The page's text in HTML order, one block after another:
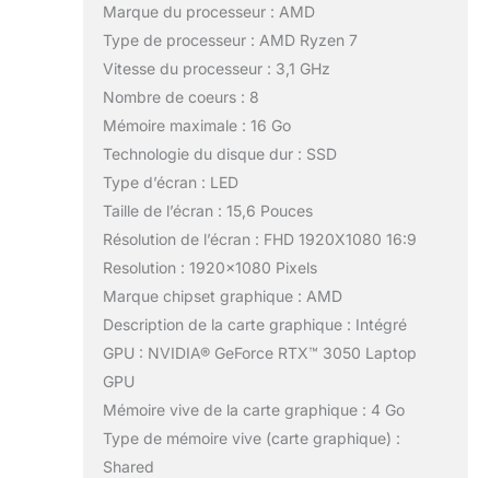
Marque du processeur : AMD
Type de processeur : AMD Ryzen 7
Vitesse du processeur : 3,1 GHz
Nombre de coeurs : 8
Mémoire maximale : 16 Go
Technologie du disque dur : SSD
Type d’écran : LED
Taille de l’écran : 15,6 Pouces
Résolution de l’écran : FHD 1920X1080 16:9
Resolution : 1920×1080 Pixels
Marque chipset graphique : AMD
Description de la carte graphique : Intégré
GPU : NVIDIA® GeForce RTX™ 3050 Laptop
GPU
Mémoire vive de la carte graphique : 4 Go
Type de mémoire vive (carte graphique) :
Shared